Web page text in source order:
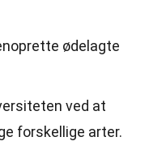
ødelagte
ved at
forskellige arter.